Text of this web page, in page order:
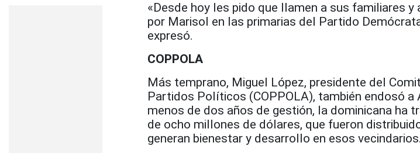
«Desde hoy les pido que llamen a sus familiares y
por Marisol en las primarias del Partido
expresó.
COPPOLA
Más temprano, Miguel López, presidente del
Partidos Políticos (COPPOLA), también endosó a
menos de dos años de gestión, la dominicana ha
de ocho millones de dólares, que fueron
generan bienestar y desarrollo en esos vecindarios.